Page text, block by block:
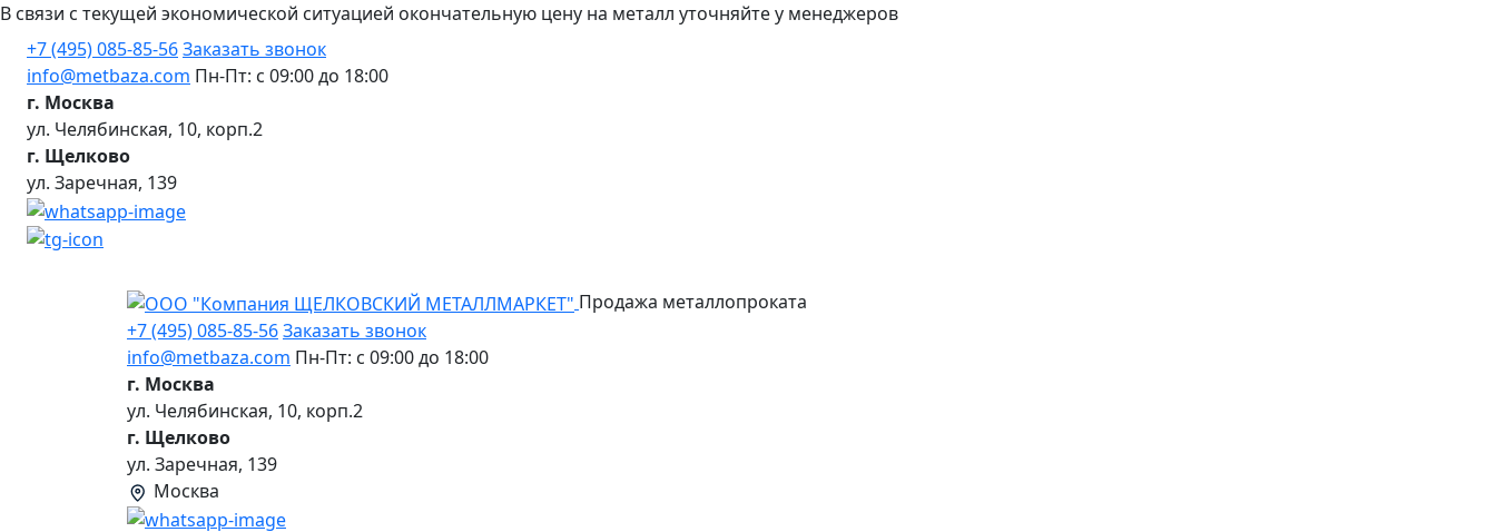
В связи с текущей экономической ситуацией окончательную цену на металл уточняйте у менеджеров
+7 (495) 085-85-56Заказать звонок
info@metbaza.com Пн-Пт: с 09:00 до 18:00
г. Москва
ул. Челябинская, 10, корп.2
г. Щелково
ул. Заречная, 139
Продажа металлопроката
+7 (495) 085-85-56Заказать звонок
info@metbaza.com Пн-Пт: с 09:00 до 18:00
г. Москва
ул. Челябинская, 10, корп.2
г. Щелково
ул. Заречная, 139
Москва